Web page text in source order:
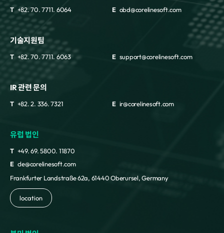
T +82. 70. 7711. 6064 E obd@corelinesoft.com
기술지원팀
T +82. 70. 7711. 6063 E support@corelinesoft.com
IR 관련 문의
T +82. 2. 336. 7321 E ir@corelinesoft.com
유럽 법인
T +49. 69. 5800. 11870
E cle@corelinesoft.com
Frankfurter Landstraße 62a, 61440 Oberursel, Germany
location